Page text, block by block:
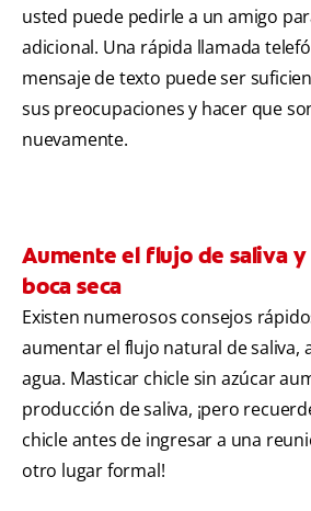
usted puede pedirle a un amigo
adicional. Una rápida llamada
mensaje de texto puede ser
sus preocupaciones y hacer que
nuevamente.
Aumente el flujo de saliva y
boca seca
Existen numerosos consejos
aumentar el flujo natural de saliva,
agua. Masticar chicle sin azúcar
producción de saliva, ¡pero
chicle antes de ingresar a una
otro lugar formal!